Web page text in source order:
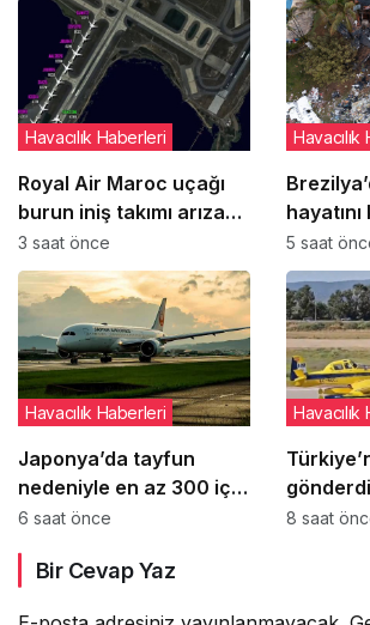
Royal Air Maroc uçağı
burun iniş takımı arızası
nedeniyle pistte kaldı
Havacılık Haberleri
3 saat önce
Voepass
5 saat
Japonya’da tayfun
nedeniyle en az 300 iç
hat seferi iptal edildi
Havacılık Haberleri
6 saat önce 8 saat
Bir Cevap Yaz